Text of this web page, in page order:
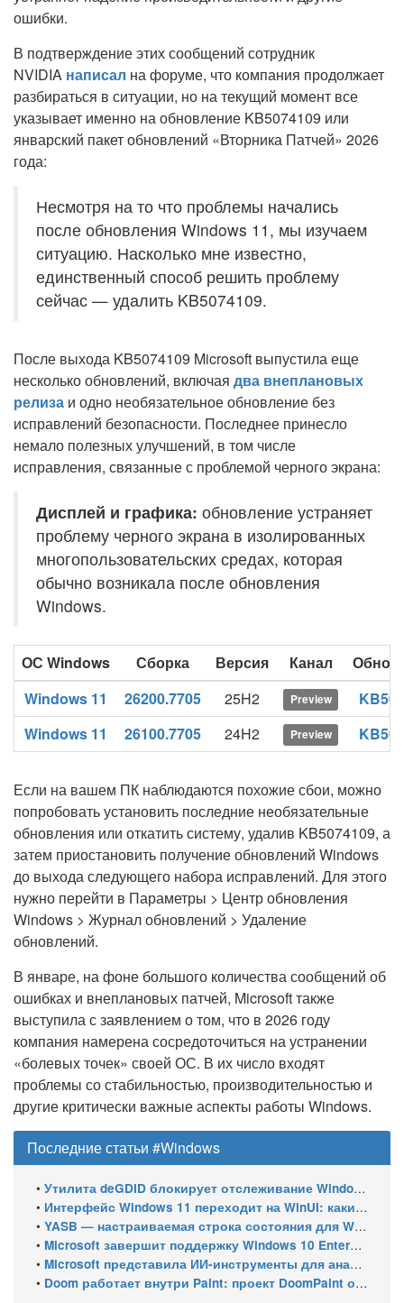
ошибки.
В подтверждение этих сообщений сотрудник
NVIDIA написал на форуме, что компания продолжает
разбираться в ситуации, но на текущий момент все
указывает именно на обновление KB5074109 или
январский пакет обновлений «Вторника Патчей» 2026
года:
Несмотря на то что проблемы начались
после обновления Windows 11, мы изучаем
ситуацию. Насколько мне известно,
единственный способ решить проблему
сейчас — удалить KB5074109.
После выхода KB5074109 Microsoft выпустила еще
несколько обновлений, включая два внеплановых
релиза и одно необязательное обновление без
исправлений безопасности. Последнее принесло
немало полезных улучшений, в том числе
исправления, связанные с проблемой черного экрана:
Дисплей и графика: обновление устраняет
проблему черного экрана в изолированных
многопользовательских средах, которая
обычно возникала после обновления
Windows.
ОС Windows Сборка Версия Канал
Windows 11
26200.7705 25H2 Preview
Windows 11
26100.7705 24H2 Preview
Если на вашем ПК наблюдаются похожие сбои, можно
попробовать установить последние необязательные
обновления или откатить систему, удалив KB5074109, а
затем приостановить получение обновлений Windows
до выхода следующего набора исправлений. Для этого
нужно перейти в Параметры > Центр обновления
Windows > Журнал обновлений > Удаление
обновлений.
В январе, на фоне большого количества сообщений об
ошибках и внеплановых патчей, Microsoft также
выступила с заявлением о том, что в 2026 году
компания намерена сосредоточиться на устранении
«болевых точек» своей ОС. В их число входят
проблемы со стабильностью, производительностью и
другие критически важные аспекты работы Windows.
Последние статьи #Windows
• Утилита deGDID блокирует отслеживание Windows по глобальному идентификатору устройства
• Интерфейс Windows 11 переходит на WinUI: какие системные элементы обновит Microsoft
• YASB — настраиваемая строка состояния для Windows с виджетами и поддержкой нескольких мониторов
• Microsoft завершит поддержку Windows 10 Enterprise LTSC 2021 в январе 2027 года. ESU продлят обновления до января 2030 года
• Microsoft представила ИИ-инструменты для анализа производительности Windows: ETW MCP и WPA MCP
• Doom работает внутри Paint: проект DoomPaint от технического директора Microsoft Azure